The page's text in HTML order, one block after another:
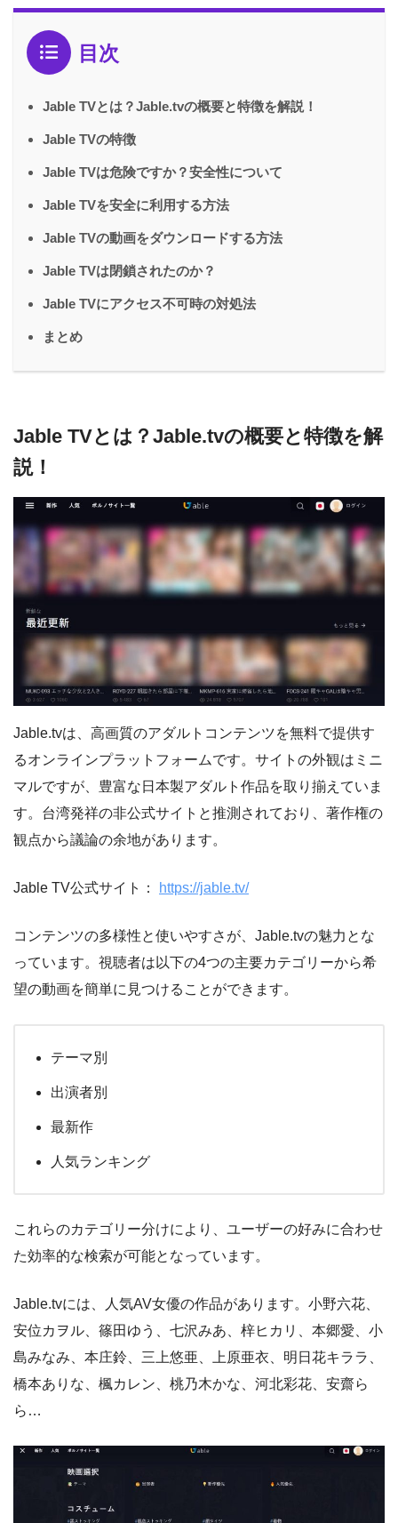
目次
Jable TVとは？Jable.tvの概要と特徴を解説！
Jable TVの特徴
Jable TVは危険ですか？安全性について
Jable TVを安全に利用する方法
Jable TVの動画をダウンロードする方法
Jable TVは閉鎖されたのか？
Jable TVにアクセス不可時の対処法
まとめ
Jable TVとは？Jable.tvの概要と特徴を解
説！
Jable.tvは、高画質のアダルトコンテンツを無料で提供す
るオンラインプラットフォームです。サイトの外観はミニ
マルですが、豊富な日本製アダルト作品を取り揃えていま
す。台湾発祥の非公式サイトと推測されており、著作権の
観点から議論の余地があります。
Jable TV公式サイト： https://jable.tv/
コンテンツの多様性と使いやすさが、Jable.tvの魅力とな
っています。視聴者は以下の4つの主要カテゴリーから希
望の動画を簡単に見つけることができます。
テーマ別
出演者別
最新作
人気ランキング
これらのカテゴリー分けにより、ユーザーの好みに合わせ
た効率的な検索が可能となっています。
Jable.tvには、人気AV女優の作品があります。小野六花、
安位カヲル、篠田ゆう、七沢みあ、梓ヒカリ、本郷愛、小
島みなみ、本庄鈴、三上悠亜、上原亜衣、明日花キララ、
橋本ありな、楓カレン、桃乃木かな、河北彩花、安齋ら
ら…